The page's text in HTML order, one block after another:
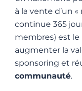
à la vente d’un
continue 365
membres) est
augmenter la
sponsoring et
communauté.